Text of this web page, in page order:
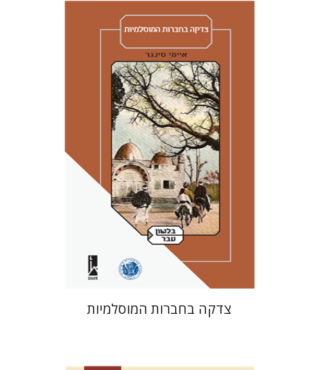
איימי סינגר
יצחק חן
אבנר גלעדי
מירי
אליאב-פלדון
רענן ריין
דורון מגן
הנחת אתר ספר מודפס
$46
$41
צדקה בחברות המוסלמיות